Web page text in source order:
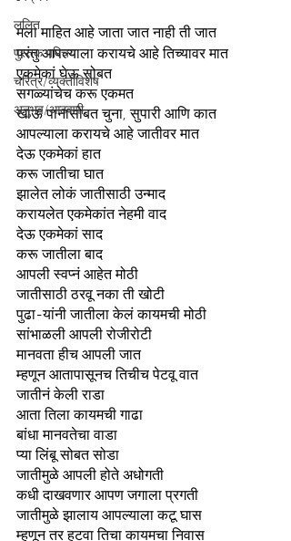
ललित
पुस्तक परिचय
चरित्र/व्यक्तीविशेष
अनुभव/आठवणी
मला माहित आहे जाता जात नाही ती जात
परंतु आपल्याला करायचे आहे तिच्यावर मात
एकमेकां घेऊ सोबत
सगळ्यांचेच करू एकमत
खाऊ पानासोबत चुना, सुपारी आणि कात
आपल्याला करायचे आहे जातीवर मात
देऊ एकमेकां हात
करू जातीचा घात
झालेत लोकं जातीसाठी उन्माद
करायलेत एकमेकांत नेहमी वाद
देऊ एकमेकां साद
करू जातीला बाद
आपली स्वप्नं आहेत मोठी
जातीसाठी ठरवू नका ती खोटी
पुढा-यांनी जातीला केलं कायमची मोठी
सांभाळली आपली रोजीरोटी
मानवता हीच आपली जात
म्हणून आतापासूनच तिचीच पेटवू वात
जातीनं केली राडा
आता तिला कायमची गाढा
बांधा मानवतेचा वाडा
प्या लिंबू सोबत सोडा
जातीमुळे आपली होते अधोगती
कधी दाखवणार आपण जगाला प्रगती
जातीमुळे झालाय आपल्याला कटू घास
म्हणून तर हटवा तिचा कायमचा निवास